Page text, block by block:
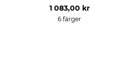
1 083,00 kr
6 färger